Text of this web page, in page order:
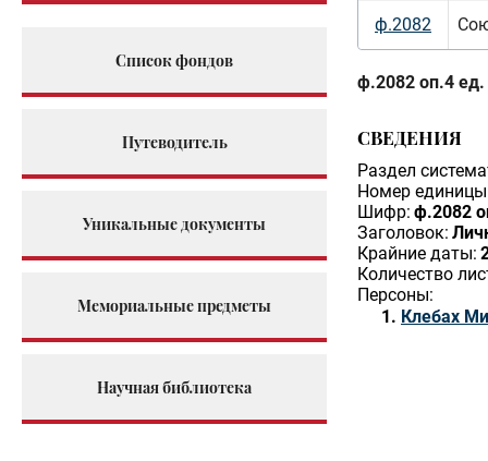
Список фондов
Путеводитель
Уникальные документы
Мемориальные предметы
Научная библиотека
ф.2082
ф.2082 оп.4 ед.
СВЕДЕНИЯ
Раздел
Номер единицы
Шифр: ф.2082
Заголовок:
Крайние даты:
Количество
Персоны:
Клебах